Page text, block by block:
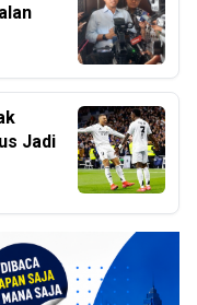
Jadi